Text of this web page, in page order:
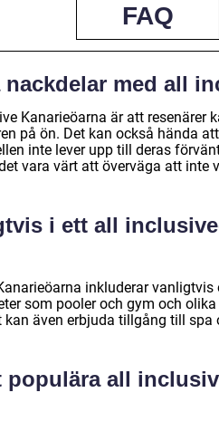
FAQ
med all
Kanarieöarna är att resenärer
på ön. Det kan också hända
inte lever upp till deras
vara värt att överväga att inte
i ett all
inkluderar
som pooler och gym och
kan även erbjuda tillgång till
populära all